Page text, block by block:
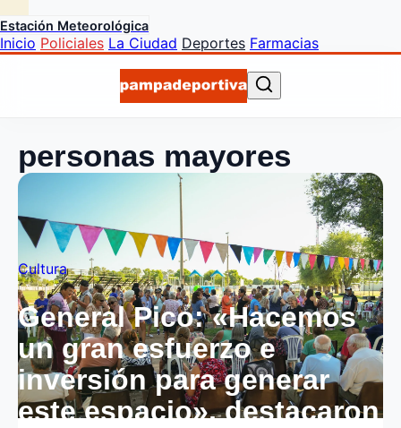
Estación Meteorológica
Inicio Policiales La Ciudad Deportes Farmacias
personas mayores
Cultura
General Pico: «Hacemos
un gran esfuerzo e
inversión para generar
este espacio», destacaron